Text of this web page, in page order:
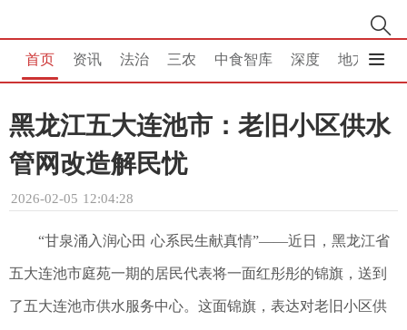
首页 资讯 法治 三农 中食智库 深度 地方
黑龙江五大连池市：老旧小区供水
管网改造解民忧
2026-02-05 12:04:28
“甘泉涌入润心田 心系民生献真情”——近日，黑龙江省
五大连池市庭苑一期的居民代表将一面红彤彤的锦旗，送到
了五大连池市供水服务中心。这面锦旗，表达对老旧小区供